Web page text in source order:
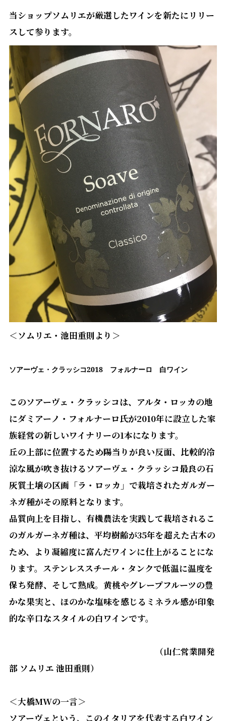
当ショップソムリエが厳選したワインを新たにリリー
スして参ります。
＜ソムリエ・池田重則より＞
ソアーヴェ・クラッシコ2018フォルナーロ 白ワイン
このソアーヴェ・クラッシコは、アルタ・ロッカの地
にダミアーノ・フォルナーロ氏が2010年に設立した家
族経営の新しいワイナリーの1本になります。
丘の上部に位置するため陽当りが良い反面、比較的冷
涼な風が吹き抜けるソアーヴェ・クラッシコ最良の石
灰質土壌の区画「ラ・ロッカ」で栽培されたガルガー
ネガ種がその原料となります。
品質向上を目指し、有機農法を実践して栽培されるこ
のガルガーネガ種は、平均樹齢が35年を超えた古木の
ため、より凝縮度に富んだワインに仕上がることにな
ります。ステンレススチール・タンクで低温に温度を
保ち発酵、そして熟成。黄桃やグレープフルーツの豊
かな果実と、ほのかな塩味を感じるミネラル感が印象
的な辛口なスタイルの白ワインです。
（山仁営業開発
部 ソムリエ 池田重則）
＜大橋MWの一言＞
ソアーヴェという、このイタリアを代表する白ワイン